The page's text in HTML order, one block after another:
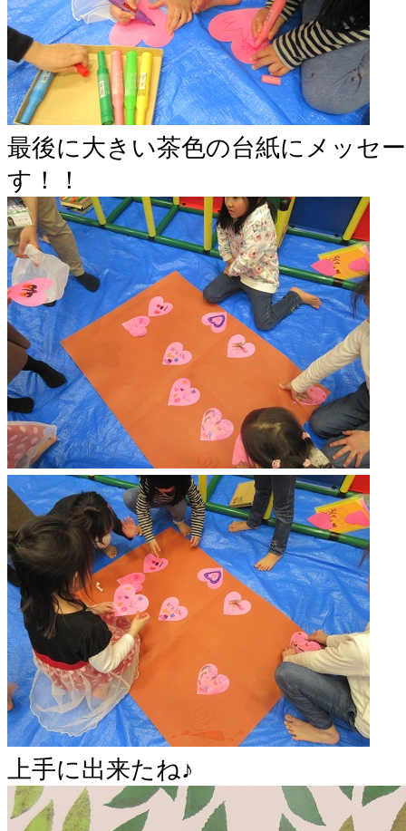
最後に大きい茶色の台紙にメッセ
す！！
上手に出来たね♪